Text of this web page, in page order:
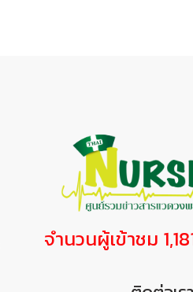
จำนวนผู้เข้าชม